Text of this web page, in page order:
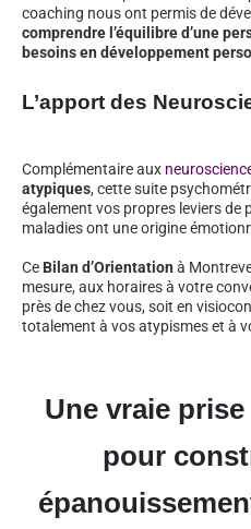
coaching nous ont permis de
comprendre l’équilibre d’une
besoins en développement
L’apport des
Complémentaire aux
atypiques, cette suite
également vos propres leviers de
maladies ont une origine
Ce Bilan d’Orientation à
mesure, aux horaires à votre
près de chez vous, soit en
totalement à vos atypismes et à
Une vraie
pour